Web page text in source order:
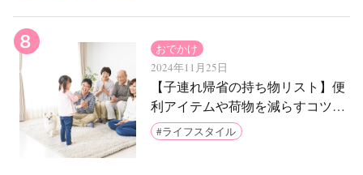
おでかけ
2024年11月25日
【子連れ帰省の持ち物リスト】便
利アイテムや荷物を減らすコツも
ご紹介
ライフスタイル